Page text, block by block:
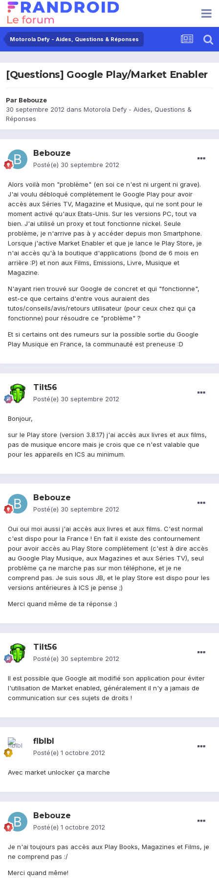
Motorola Defy - Aides, Questions & Réponses
[Questions] Google Play/Market Enabler
Par Bebouze
30 septembre 2012 dans Motorola Defy - Aides, Questions &
Réponses
Bebouze
Posté(e) 30 septembre 2012
Alors voilà mon "problème" (en soi ce n'est ni urgent ni grave).
J'ai voulu débloqué complètement le Google Play pour avoir
accès aux Séries TV, Magazine et Musique, qui ne sont pour le
moment activé qu'aux Etats-Unis. Sur les versions PC, tout va
bien. J'ai utilisé un proxy et tout fonctionne nickel. Seule
problème, je n'arrive pas à y accéder depuis mon Smartphone.
Lorsque j'active Market Enabler et que je lance le Play Store, je
n'ai accès qu'à la boutique d'applications (bond de 6 mois en
arrière :P) et non aux Films, Emissions, Livre, Musique et
Magazine.
N'ayant rien trouvé sur Google de concret et qui "fonctionne",
est-ce que certains d'entre vous auraient des
tutos/conseils/avis/retours utilisateur (pour ceux chez qui ça
fonctionne) pour résoudre ce "problème" ?
Et si certains ont des rumeurs sur la possible sortie du Google
Play Musique en France, la communauté est preneuse :D
Tilt56
Posté(e) 30 septembre 2012
Bonjour,
sur le Play store (version 3.8.17) j'ai accès aux livres et aux films,
pas de musique encore mais je crois que ce n'est valable que
pour les appareils en ICS au minimum.
Bebouze
Posté(e) 30 septembre 2012
Oui oui moi aussi j'ai accès aux livres et aux films. C'est normal
c'est dispo pour la France ! En fait il existe des contournement
pour avoir accès au Play Store complètement (c'est à dire accès
au Google Play Musique, aux Magazines et aux Séries TV), seul
problème ça ne marche pas sur mon téléphone, et je ne
comprend pas. Je suis sous JB, et le play Store est dispo pour les
versions antérieures à ICS je pense ;)
Merci quand même de ta réponse :)
Tilt56
Posté(e) 30 septembre 2012
Il est possible que Google ait modifié son application pour éviter
l'utilisation de Market enabled, généralement il n'y a jamais de
communication sur ces sujets de droits !
flblbl
Posté(e) 1 octobre 2012
Avec market unlocker ça marche
Bebouze
Posté(e) 1 octobre 2012
Je n'ai toujours pas accès aux Play Books, Magazines et Films, je
ne comprend pas :/
Merci quand même!